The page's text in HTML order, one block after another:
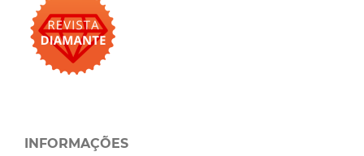
INFORMAÇÕES